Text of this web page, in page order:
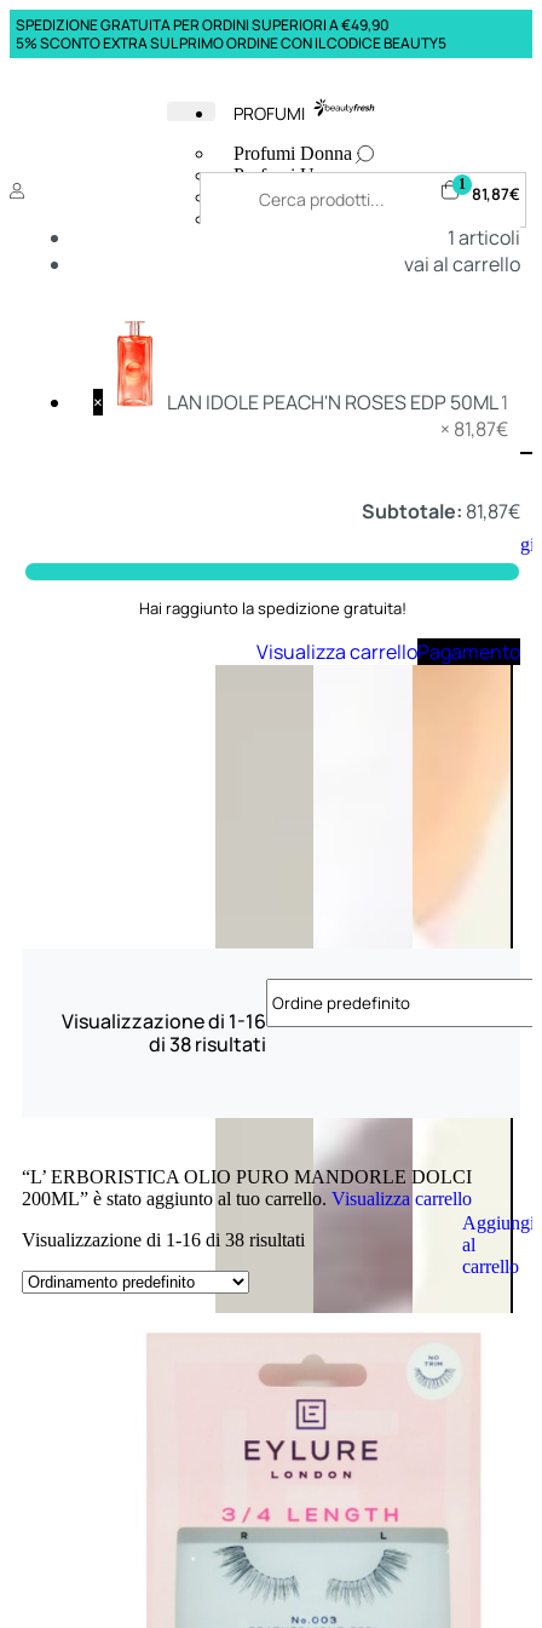
SPEDIZIONE GRATUITA PER ORDINI SUPERIORI A €49,90
5% SCONTO EXTRA SUL PRIMO ORDINE CON IL CODICE BEAUTY5
PROFUMI
Profumi Donna
Profumi Uomo
Deodoranti Donna
Aggiungi
al
Aggiungi
al
carrello
1 81,87€
1articoli
vai al carrello
× LAN IDOLE PEACH'N ROSES EDP 50ML1
× 81,87€
Subtotale: 81,87€
Hai raggiunto la spedizione gratuita!
Visualizza carrelloPagamento
Visualizzazione di 1-16
di 38 risultati
“L’ ERBORISTICA OLIO PURO MANDORLE DOLCI
200ML” è stato aggiunto al tuo carrello. Visualizza carrello
Visualizzazione di 1-16 di 38 risultati